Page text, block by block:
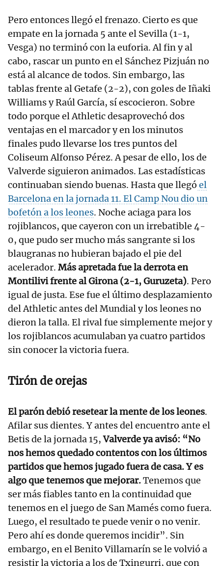
Pero entonces llegó el frenazo. Cierto es que
empate en la jornada 5 ante el Sevilla (1-1,
Vesga) no terminó con la euforia. Al fin y al
cabo, rascar un punto en el Sánchez Pizjuán no
está al alcance de todos. Sin embargo, las
tablas frente al Getafe (2-2), con goles de Iñaki
Williams y Raúl García, sí escocieron. Sobre
todo porque el Athletic desaprovechó dos
ventajas en el marcador y en los minutos
finales pudo llevarse los tres puntos del
Coliseum Alfonso Pérez. A pesar de ello, los de
Valverde siguieron animados. Las estadísticas
continuaban siendo buenas. Hasta que llegó el
Barcelona en la jornada 11. El Camp Nou dio un
bofetón a los leones. Noche aciaga para los
rojiblancos, que cayeron con un irrebatible 4-
0, que pudo ser mucho más sangrante si los
blaugranas no hubieran bajado el pie del
acelerador. Más apretada fue la derrota en
Montilivi frente al Girona (2-1, Guruzeta). Pero
igual de justa. Ese fue el último desplazamiento
del Athletic antes del Mundial y los leones no
dieron la talla. El rival fue simplemente mejor y
los rojiblancos acumulaban ya cuatro partidos
sin conocer la victoria fuera.
Tirón de orejas
El parón debió resetear la mente de los leones.
Afilar sus dientes. Y antes del encuentro ante el
Betis de la jornada 15,Valverde ya avisó: “No
nos hemos quedado contentos con los últimos
partidos que hemos jugado fuera de casa. Y es
algo que tenemos que mejorar.Tenemos que
ser más fiables tanto en la continuidad que
tenemos en el juego de San Mamés como fuera.
Luego, el resultado te puede venir o no venir.
Pero ahí es donde queremos incidir”. Sin
embargo, en el Benito Villamarín se le volvió a
resistir la victoria a los de Txingurri, que con